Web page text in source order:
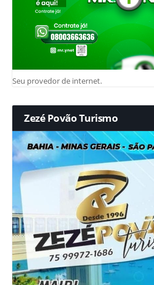
Seu provedor de internet.
Zezé Povão Turismo